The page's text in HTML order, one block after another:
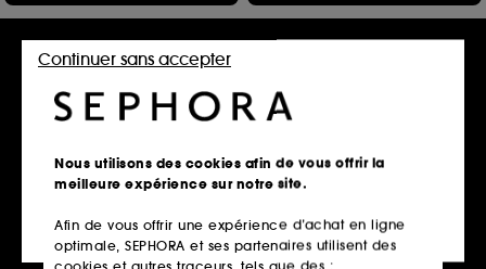
KAYALI
Oudgasm Vanilla Oud 36
Eau de Parfum Intense
Gravure
YVES SAINT LAURENT
Black Opium Eau de
Parfum\t
Nous utilisons des cookies afin de vous offrir la
meilleure expérience sur notre site.
Afin de vous offrir une expérience d’achat en ligne
optimale, SEPHORA et ses partenaires utilisent des
cookies et autres traceurs, tels que des :
Continuer sans accepter